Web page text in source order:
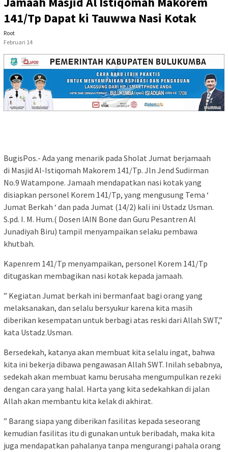
141/Tp Dapat ki Tauwwa Nasi Kotak
Root
Februari 14
BugisPos.- Ada yang menarik pada Sholat Jumat berjamaah
di Masjid Al-Istiqomah Makorem 141/Tp. Jln Jend Sudirman
No.9 Watampone. Jamaah mendapatkan nasi kotak yang
disiapkan personel Korem 141/Tp, yang mengusung Tema ‘
Jumat Berkah ‘ dan pada Jumat (14/2) kali ini Ustadz Usman.
S.pd. I. M. Hum.( Dosen IAIN Bone dan Guru Pesantren Al
Junadiyah Biru) tampil menyampaikan selaku pembawa
khutbah.
Kapenrem 141/Tp menyampaikan, personel Korem 141/Tp
ditugaskan membagikan nasi kotak kepada jamaah.
” Kegiatan Jumat berkah ini bermanfaat bagi orang yang
melaksanakan, dan selalu bersyukur karena kita masih
diberikan kesempatan untuk berbagi atas reski dari Allah SWT,”
kata Ustadz.Usman.
Bersedekah, katanya akan membuat kita selalu ingat, bahwa
kita ini bekerja dibawa pengawasan Allah SWT. Inilah sebabnya,
sedekah akan membuat kamu berusaha mengumpulkan rezeki
dengan cara yang halal. Harta yang kita sedekahkan di jalan
Allah akan membantu kita kelak di akhirat.
” Barang siapa yang diberikan fasilitas kepada seseorang
kemudian fasilitas itu di gunakan untuk beribadah, maka kita
juga mendapatkan pahalanya tanpa mengurangi pahala orang